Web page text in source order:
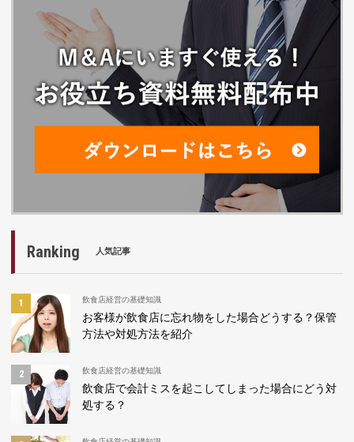
Ranking 人気記事
飲食店経営の基礎知識
お客様が飲食店に忘れ物をした場合どうする？保管
方法や対処方法を紹介
飲食店経営の基礎知識
飲食店で会計ミスを起こしてしまった場合にどう対
処する？